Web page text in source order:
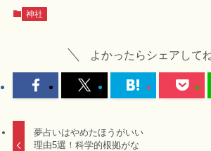
神社
よかったらシェアして
夢占いはやめたほうがいい
理由5選！科学的根拠がな